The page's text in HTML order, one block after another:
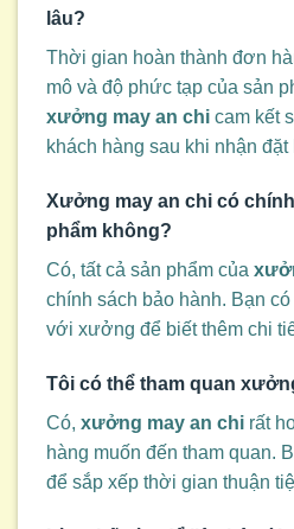
lâu?
Thời gian hoàn thành đơn
mô và độ phức tạp của sản
xưởng may an chi cam kết
khách hàng sau khi nhận đặt
Xưởng may an chi có
phẩm không?
Có, tất cả sản phẩm của
chính sách bảo hành. Bạn
với xưởng để biết thêm chi
Tôi có thể tham quan
Có, xưởng may an chi rất
hàng muốn đến tham quan.
để sắp xếp thời gian thuận